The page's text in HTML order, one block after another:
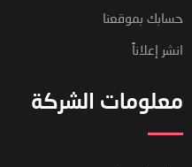
حسابك بموقعنا
انشر إعلاناً
معلومات الشركة